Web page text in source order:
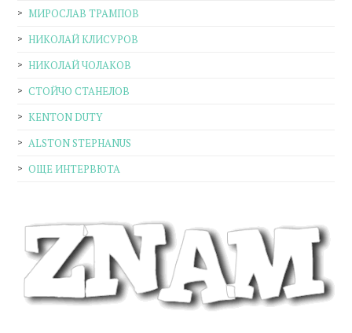
МИРОСЛАВ ТРАМПОВ
НИКОЛАЙ КЛИСУРОВ
НИКОЛАЙ ЧОЛАКОВ
СТОЙЧО СТАНЕЛОВ
KENTON DUTY
ALSTON STEPHANUS
ОЩЕ ИНТЕРВЮТА